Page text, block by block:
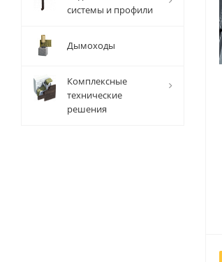
системы и профили
Дымоходы
Комплексные
технические
решения